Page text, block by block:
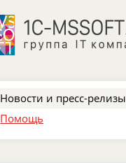
Новости и пресс-релизы
Помощь